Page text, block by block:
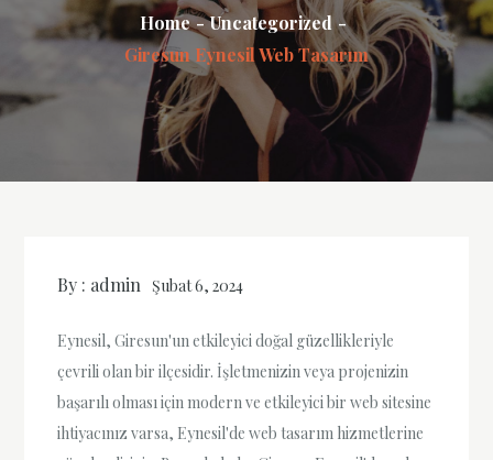
Home
Uncategorized
Giresun Eynesil Web Tasarım
By : admin Şubat 6, 2024
Eynesil, Giresun'un etkileyici doğal güzellikleriyle
çevrili olan bir ilçesidir. İşletmenizin veya projenizin
başarılı olması için modern ve etkileyici bir web sitesine
ihtiyacınız varsa, Eynesil'de web tasarım hizmetlerine